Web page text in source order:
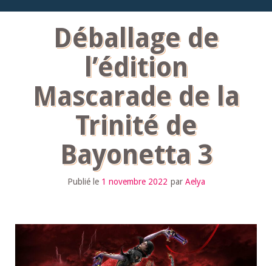
Déballage de
l’édition
Mascarade de la
Trinité de
Bayonetta 3
Publié le 1 novembre 2022 par Aelya